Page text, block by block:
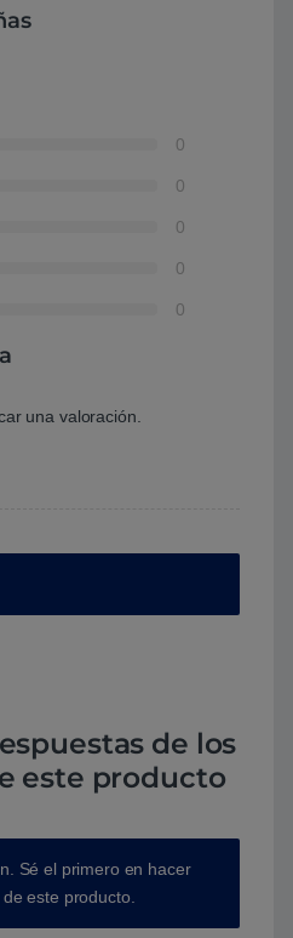
0
0
0
0
0
una valoración.
de los
este producto
Sé el primero en hacer
este producto.